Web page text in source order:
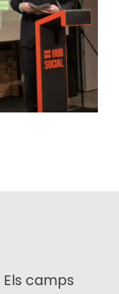
Els camps